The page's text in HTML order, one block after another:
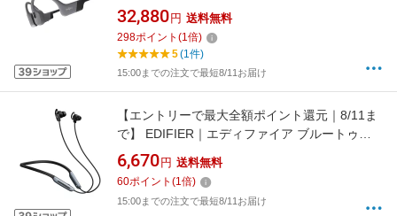
ホン 耳かけ型 骨伝導 OpenSwim Pro グレー
SKZ-EP-000028 [ワイヤレス(ネックバンド) /骨
伝導型 /ノイズキャンセリング対応 /Bluetooth対
32,880 円 送料無料
298ポイント (1倍)
5(1件)
15:00までの注文で最短8/11お届け
【エントリーで最大全額ポイント還元｜8/11ま
で】 EDIFIER｜エディファイア ブルートゥー
スイヤホン カナル型 ブラック ED-
W280NBPRO-BK [ワイヤレス(ネックバンド) /
カナル型 /ノイズキャンセリング対応 /Bluetooth
対応]
6,670 円 送料無料
60ポイント (1倍)
15:00までの注文で最短8/11お届け